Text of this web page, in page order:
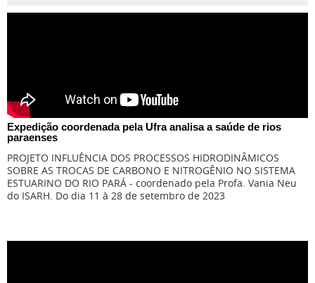
Expedição coordenada pela Ufra analisa a saúde de rios
paraenses
PROJETO INFLUÊNCIA DOS PROCESSOS HIDRODINÂMICOS
SOBRE AS TROCAS DE CARBONO E NITROGÊNIO NO SISTEMA
ESTUARINO DO RIO PARÁ - coordenado pela Profa. Vania Neu
do ISARH. Do dia 11 à 28 de setembro de 2023